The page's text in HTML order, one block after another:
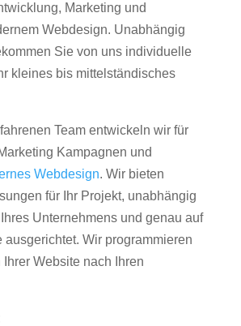
Marketing und
Webdesign. Unabhängig
Sie von uns individuelle
kleines bis mittelständisches
Team entwickeln wir für
Kampagnen und
Webdesign. Wir bieten
für Ihr Projekt, unabhängig
Unternehmens und genau auf
ausgerichtet. Wir programmieren
Website nach Ihren